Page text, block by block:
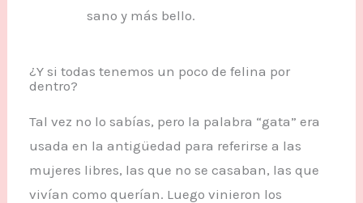
sano y más bello.
¿Y si todas tenemos un poco de felina por
dentro?
Tal vez no lo sabías, pero la palabra “gata” era
usada en la antigüedad para referirse a las
mujeres libres, las que no se casaban, las que
vivían como querían. Luego vinieron los